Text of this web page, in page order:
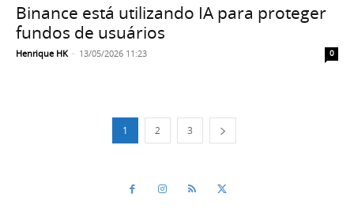
Binance está utilizando IA para proteger
fundos de usuários
Henrique HK - 13/05/2026 11:23 0
1 2 3